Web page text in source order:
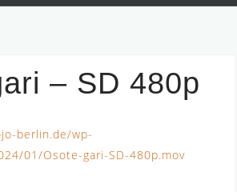
– SD 480p
berlin.de/wp-
01/Osote-gari-SD-480p.mov